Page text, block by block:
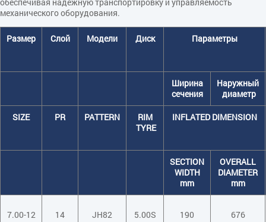
обеспечивая надежную транспортировку и управляемость
механического оборудования.
Размер Слой Модели Диск Параметры
Ширина
сечения
Наружный
диаметр
SIZE PR PATTERN
RIM
TYRE
INFLATED DIMENSION
SECTION
WIDTH
mm
OVERALL
DIAMETER
mm
7.00-12 14 JH82 5.00S 190 676